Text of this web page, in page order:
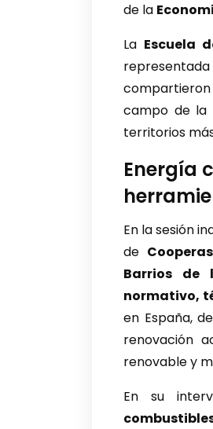
de la
La Escuela
compartieron
campo de la
territorios
Energía
En la sesión
de
Barrios de
normativo,
en España,
renovación
renovable y
En su